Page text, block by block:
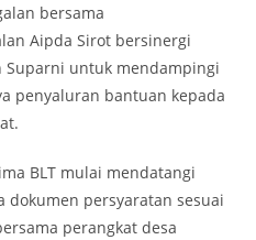
bersama
Aipda Sirot bersinergi
Suparni untuk mendampingi
penyaluran bantuan kepada
BLT mulai mendatangi
dokumen persyaratan sesuai
perangkat desa